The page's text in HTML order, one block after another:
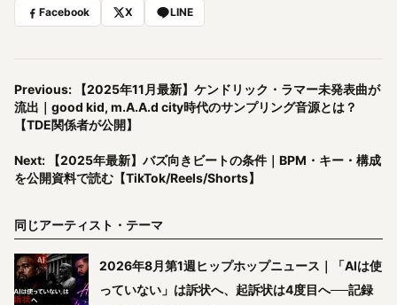
Facebook X LINE
Previous: 【2025年11月最新】ケンドリック・ラマー未発表曲が
流出｜good kid, m.A.A.d city時代のサンプリング音源とは？
【TDE関係者が公開】
Next: 【2025年最新】バズ向きビートの条件｜BPM・キー・構成
を公開資料で読む【TikTok/Reels/Shorts】
同じアーティスト・テーマ
2026年8月第1週ヒップホップニュース｜「AIは使
っていない」は訴状へ、起訴状は4度目へ──記録